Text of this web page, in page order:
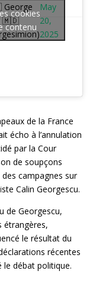
🇲🇩
May
20,
2025
cookies
contenu
de la France
écho à l’annulation
par la Cour
de soupçons
campagnes sur
Calin Georgescu.
de Georgescu,
étrangères,
le résultat du
récentes
débat politique.